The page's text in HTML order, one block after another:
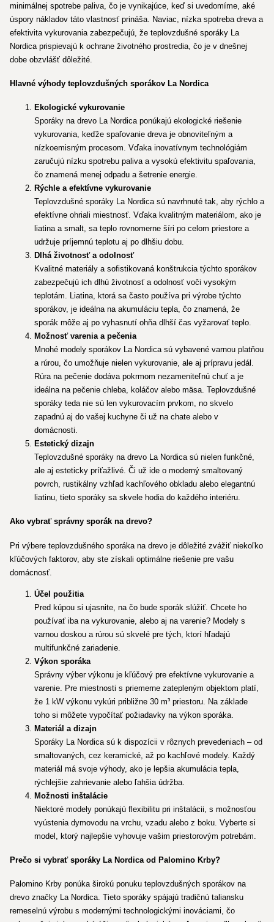
minimálnej spotrebe paliva, čo je vynikajúce, keď si uvedomíme, aké
úspory nákladov táto vlastnosť prináša. Naviac, nízka spotreba dreva a
efektivita vykurovania zabezpečujú, že teplovzdušné sporáky La
Nordica prispievajú k ochrane životného prostredia, čo je v dnešnej
dobe obzvlášť dôležité.
Hlavné výhody teplovzdušných sporákov La Nordica
Ekologické vykurovanie
Sporáky na drevo La Nordica ponúkajú ekologické riešenie
vykurovania, keďže spaľovanie dreva je obnoviteľným a
nízkoemisným procesom. Vďaka inovatívnym technológiám
zaručujú nízku spotrebu paliva a vysokú efektivitu spaľovania,
čo znamená menej odpadu a šetrenie energie.
Rýchle a efektívne vykurovanie
Teplovzdušné sporáky La Nordica sú navrhnuté tak, aby rýchlo a
efektívne ohriali miestnosť. Vďaka kvalitným materiálom, ako je
liatina a smalt, sa teplo rovnomerne šíri po celom priestore a
udržuje príjemnú teplotu aj po dlhšiu dobu.
Dlhá životnosť a odolnosť
Kvalitné materiály a sofistikovaná konštrukcia týchto sporákov
zabezpečujú ich dlhú životnosť a odolnosť voči vysokým
teplotám. Liatina, ktorá sa často používa pri výrobe týchto
sporákov, je ideálna na akumuláciu tepla, čo znamená, že
sporák môže aj po vyhasnutí ohňa dlhší čas vyžarovať teplo.
Možnosť varenia a pečenia
Mnohé modely sporákov La Nordica sú vybavené varnou platňou
a rúrou, čo umožňuje nielen vykurovanie, ale aj prípravu jedál.
Rúra na pečenie dodáva pokrmom nezameniteľnú chuť a je
ideálna na pečenie chleba, koláčov alebo mäsa. Teplovzdušné
sporáky teda nie sú len vykurovacím prvkom, no skvelo
zapadnú aj do vašej kuchyne či už na chate alebo v
domácnosti.
Estetický dizajn
Teplovzdušné sporáky na drevo La Nordica sú nielen funkčné,
ale aj esteticky príťažlivé. Či už ide o moderný smaltovaný
povrch, rustikálny vzhľad kachľového obkladu alebo elegantnú
liatinu, tieto sporáky sa skvele hodia do každého interiéru.
Ako vybrať správny sporák na drevo?
Pri výbere teplovzdušného sporáka na drevo je dôležité zvážiť niekoľko
kľúčových faktorov, aby ste získali optimálne riešenie pre vašu
domácnosť.
Účel použitia
Pred kúpou si ujasnite, na čo bude sporák slúžiť. Chcete ho
používať iba na vykurovanie, alebo aj na varenie? Modely s
varnou doskou a rúrou sú skvelé pre tých, ktorí hľadajú
multifunkčné zariadenie.
Výkon sporáka
Správny výber výkonu je kľúčový pre efektívne vykurovanie a
varenie. Pre miestnosti s priemerne zatepleným objektom platí,
že 1 kW výkonu vykúri približne 30 m³ priestoru. Na základe
toho si môžete vypočítať požiadavky na výkon sporáka.
Materiál a dizajn
Sporáky La Nordica sú k dispozícii v rôznych prevedeniach – od
smaltovaných, cez keramické, až po kachľové modely. Každý
materiál má svoje výhody, ako je lepšia akumulácia tepla,
rýchlejšie zahrievanie alebo ľahšia údržba.
Možnosti inštalácie
Niektoré modely ponúkajú flexibilitu pri inštalácii, s možnosťou
vyústenia dymovodu na vrchu, vzadu alebo z boku. Vyberte si
model, ktorý najlepšie vyhovuje vašim priestorovým potrebám.
Prečo si vybrať sporáky La Nordica od Palomino Krby?
Palomino Krby ponúka širokú ponuku teplovzdušných sporákov na
drevo značky La Nordica. Tieto sporáky spájajú tradičnú taliansku
remeselnú výrobu s modernými technologickými inováciami, čo